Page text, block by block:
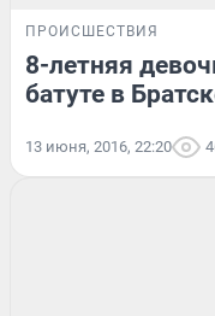
ПРОИСШЕСТВИЯ
8-летняя
батуте в
13 июня, 2016, 22:20